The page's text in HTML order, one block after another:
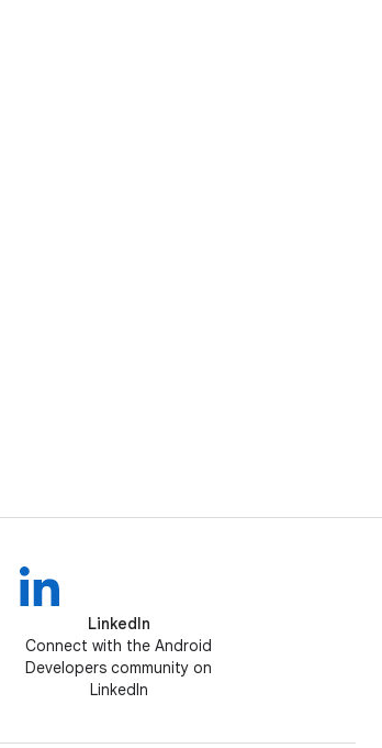
LinkedIn
Connect with the Android
Developers community on
LinkedIn